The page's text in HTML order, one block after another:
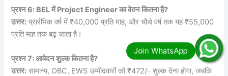
प्रश्न 6: BEL में Project Engineer का वेतन कितना है?
उत्तर: प्रारंभिक वर्ष में ₹40,000 प्रति माह, और चौथे वर्ष तक यह ₹55,000
प्रति माह तक बढ़ जाता है।
प्रश्न 7: आवेदन शुल्क कितना है?
उत्तर: सामान्य, OBC, EWS उम्मीदवारों को ₹472/- शुल्क देना होगा, जबकि